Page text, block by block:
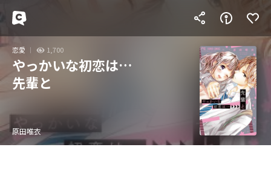
恋愛 1,700
やっかいな初恋は…
先輩と
原田唯衣